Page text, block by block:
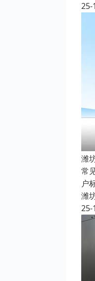
25-
潍
常
户
潍
25-